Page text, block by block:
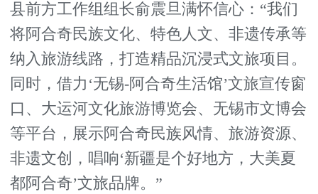
县前方工作组组长俞震旦满怀信心：“我们
将阿合奇民族文化、特色人文、非遗传承等
纳入旅游线路，打造精品沉浸式文旅项目。
同时，借力‘无锡-阿合奇生活馆’文旅宣传窗
口、大运河文化旅游博览会、无锡市文博会
等平台，展示阿合奇民族风情、旅游资源、
非遗文创，唱响‘新疆是个好地方，大美夏
都阿合奇’文旅品牌。”